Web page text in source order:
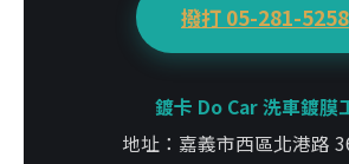
撥打 05-281-5258
鍍卡 Do Car 洗車鍍膜
地址：嘉義市西區北港路